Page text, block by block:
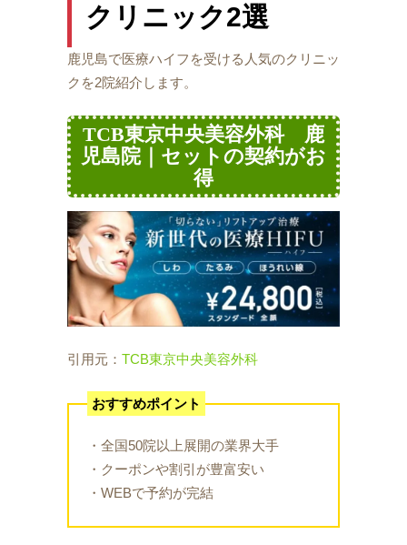
クリニック2選
鹿児島で医療ハイフを受ける人気のクリニッ
クを2院紹介します。
TCB東京中央美容外科 鹿
児島院｜セットの契約がお
得
引用元： TCB東京中央美容外科
おすすめポイント
・全国50院以上展開の業界大手
・クーポンや割引が豊富安い
・WEBで予約が完結